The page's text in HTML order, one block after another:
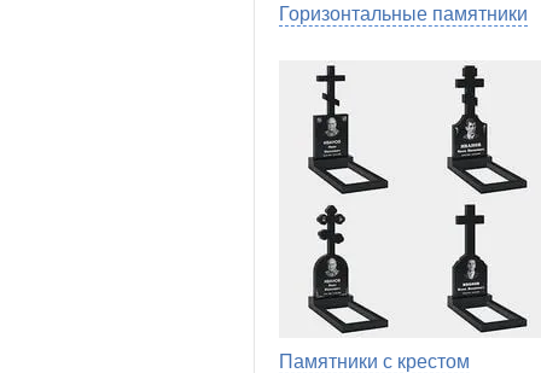
Горизонтальные памятники
Памятники с крестом